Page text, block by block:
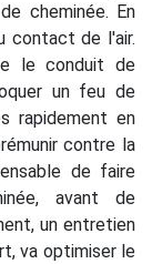
cheminée. En
contact de l'air.
le conduit de
un feu de
rapidement en
contre la
de faire
avant de
un entretien
va optimiser le